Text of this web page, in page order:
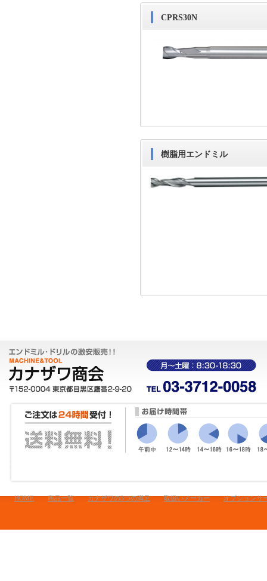
CPRS30N
樹脂用エンドミル
HOME 商品一覧 カナザワの3つの満足 取扱いメーカー オプションサ